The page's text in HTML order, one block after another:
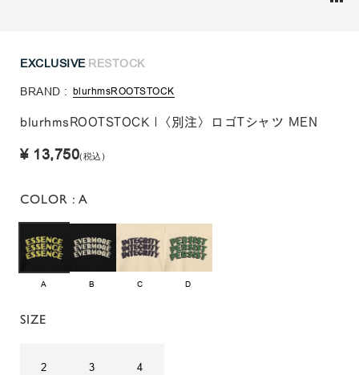
EXCLUSIVE RESTOCK
BRAND : blurhmsROOTSTOCK
blurhmsROOTSTOCK |〈別注〉ロゴTシャツ MEN
¥ 13,750(税込)
COLOR : A
A B C D
SIZE
2 3 4